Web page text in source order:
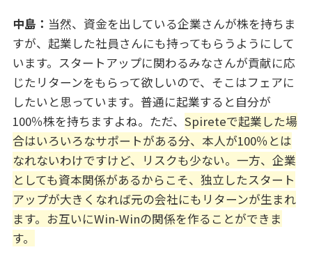
中島： 当然、資金を出している企業さんが株を持ちま
すが、起業した社員さんにも持ってもらうようにして
います。スタートアップに関わるみなさんが貢献に応
じたリターンをもらって欲しいので、そこはフェアに
したいと思っています。普通に起業すると自分が
100％株を持ちますよね。ただ、 Spireteで起業した場
合はいろいろなサポートがある分、本人が100％とは
なれないわけですけど、リスクも少ない。一方、企業
としても資本関係があるからこそ、独立したスタート
アップが大きくなれば元の会社にもリターンが生まれ
ます。お互いにWin-Winの関係を作ることができま
す。